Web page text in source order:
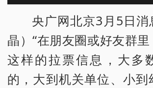
央广网北京3月5日消
晶）“在朋友圈或好友群
这样的拉票信息，大多
的，大到机关单位、小到